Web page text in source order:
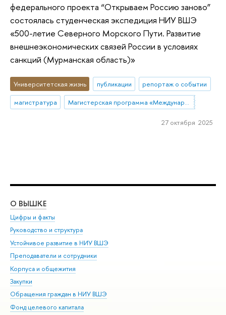
федерального проекта “Открываем Россию заново”
состоялась студенческая экспедиция НИУ ВШЭ
«500-летие Северного Морского Пути. Развитие
внешнеэкономических связей России в условиях
санкций (Мурманская область)»
Университетская жизнь публикации
репортаж о событии
магистратура
Магистерская программа «Международная торговая политика»
27 октября 2025
О ВЫШКЕ
Цифры и факты
Руководство и структура
Устойчивое развитие в НИУ ВШЭ
Преподаватели и сотрудники
Корпуса и общежития
Закупки
Обращения граждан в НИУ ВШЭ
Фонд целевого капитала